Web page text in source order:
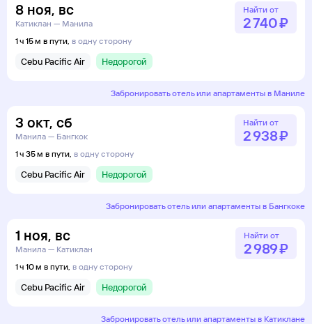
8 ноя, вс
Катиклан — Манила
1 ч 15 м в пути, в одну сторону
Cebu Pacific Air Недорогой
Найти от
2 ⁠740 ⁠₽
Забронировать отель или апартаменты в Маниле
3 окт, сб
Манила — Бангкок
1 ч 35 м в пути, в одну сторону
Cebu Pacific Air Недорогой
Найти от
2 ⁠938 ⁠₽
Забронировать отель или апартаменты в Бангкоке
1 ноя, вс
Манила — Катиклан
1 ч 10 м в пути, в одну сторону
Cebu Pacific Air Недорогой
Найти от
2 ⁠989 ⁠₽
Забронировать отель или апартаменты в Катиклане